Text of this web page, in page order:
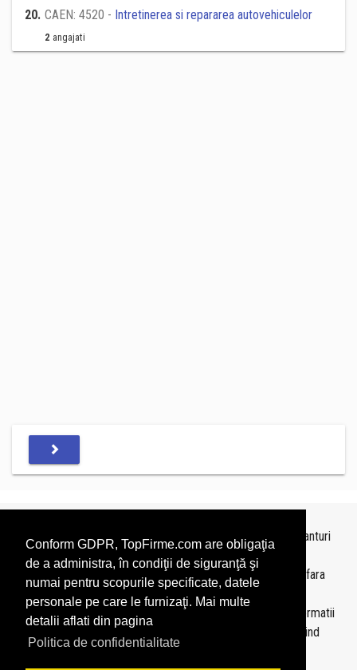
Conform GDPR, TopFirme.com are obligaţia
de a administra, în condiţii de siguranţă şi
numai pentru scopurile specificate, datele
personale pe care le furnizaţi. Mai multe
detalii aflati din pagina
Politica de confidentialitate
20. CAEN: 4520 - Intretinerea si repararea autovehiculelor
2 angajati
Topurile sunt realizate deTopFirme
pe baza ultimelor bilanturi
depuse si au scop informativ.
Este interzisa folosirea topurilor fara acordul TopFirme si fara
precizarea sursei.
Daca doriti sa achizitionati
topuri personalizate
sau informatii
despre agentii economici va rugam sa ne contactati folosind
sectiunea Contact